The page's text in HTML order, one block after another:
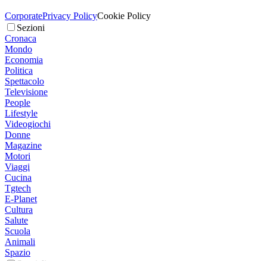
CorporatePrivacy PolicyCookie Policy
Sezioni
Cronaca
Mondo
Economia
Politica
Spettacolo
Televisione
People
Lifestyle
Videogiochi
Donne
Magazine
Motori
Viaggi
Cucina
Tgtech
E-Planet
Cultura
Salute
Scuola
Animali
Spazio